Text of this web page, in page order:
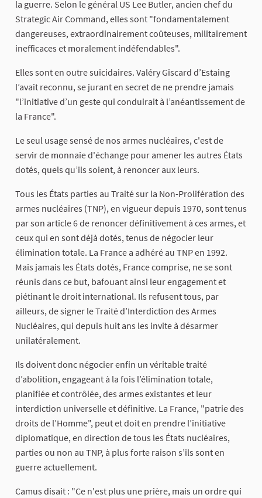
la guerre. Selon le général US Lee Butler, ancien chef du
Strategic Air Command, elles sont "fondamentalement
dangereuses, extraordinairement coûteuses, militairement
inefficaces et moralement indéfendables".
Elles sont en outre suicidaires. Valéry Giscard d’Estaing
l’avait reconnu, se jurant en secret de ne prendre jamais
"l’initiative d’un geste qui conduirait à l’anéantissement de
la France".
Le seul usage sensé de nos armes nucléaires, c'est de
servir de monnaie d'échange pour amener les autres États
dotés, quels qu’ils soient, à renoncer aux leurs.
Tous les États parties au Traité sur la Non-Prolifération des
armes nucléaires (TNP), en vigueur depuis 1970, sont tenus
par son article 6 de renoncer définitivement à ces armes, et
ceux qui en sont déjà dotés, tenus de négocier leur
élimination totale. La France a adhéré au TNP en 1992.
Mais jamais les États dotés, France comprise, ne se sont
réunis dans ce but, bafouant ainsi leur engagement et
piétinant le droit international. Ils refusent tous, par
ailleurs, de signer le Traité d’Interdiction des Armes
Nucléaires, qui depuis huit ans les invite à désarmer
unilatéralement.
Ils doivent donc négocier enfin un véritable traité
d’abolition, engageant à la fois l’élimination totale,
planifiée et contrôlée, des armes existantes et leur
interdiction universelle et définitive. La France, "patrie des
droits de l’Homme", peut et doit en prendre l’initiative
diplomatique, en direction de tous les États nucléaires,
parties ou non au TNP, à plus forte raison s’ils sont en
guerre actuellement.
Camus disait : "Ce n'est plus une prière, mais un ordre qui